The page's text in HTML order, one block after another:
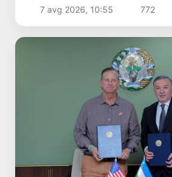
7 avg 2026, 10:55 772